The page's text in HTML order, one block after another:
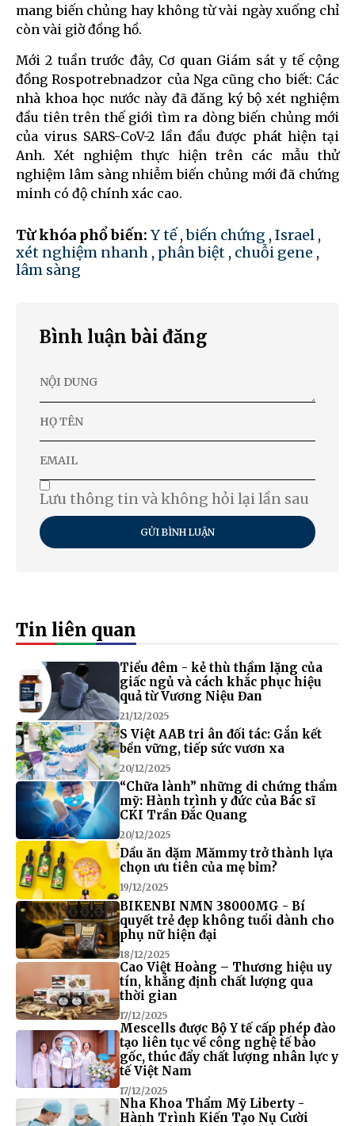
mang biến chủng hay không từ vài ngày xuống chỉ
còn vài giờ đồng hồ.
Mới 2 tuần trước đây, Cơ quan Giám sát y tế cộng
đồng Rospotrebnadzor của Nga cũng cho biết: Các
nhà khoa học nước này đã đăng ký bộ xét nghiệm
đầu tiên trên thế giới tìm ra dòng biến chủng mới
của virus SARS-CoV-2 lần đầu được phát hiện tại
Anh. Xét nghiệm thực hiện trên các mẫu thử
nghiệm lâm sàng nhiễm biến chủng mới đã chứng
minh có độ chính xác cao.
Từ khóa phổ biến: Y tế,biến chứng , Israel ,
xét nghiệm nhanh , phân biệt , chuỗi gene ,
lâm sàng
Bình luận bài đăng
Lưu thông tin và không hỏi lại lần sau
GỬI BÌNH LUẬN
Tin liên quan
Tiểu đêm - kẻ thù thầm lặng của
giấc ngủ và cách khắc phục hiệu
quả từ Vương Niệu Đan
21/12/2025
S Việt AAB tri ân đối tác: Gắn kết
bền vững, tiếp sức vươn xa
20/12/2025
“Chữa lành” những di chứng thẩm
mỹ: Hành trình y đức của Bác sĩ
CKI Trần Đắc Quang
20/12/2025
Dầu ăn dặm Mămmy trở thành lựa
chọn ưu tiên của mẹ bỉm?
19/12/2025
BIKENBI NMN 38000MG - Bí
quyết trẻ đẹp không tuổi dành cho
phụ nữ hiện đại
18/12/2025
Cao Việt Hoàng – Thương hiệu uy
tín, khẳng định chất lượng qua
thời gian
17/12/2025
Mescells được Bộ Y tế cấp phép đào
tạo liên tục về công nghệ tế bào
gốc, thúc đẩy chất lượng nhân lực y
tế Việt Nam
17/12/2025
Nha Khoa Thẩm Mỹ Liberty -
Hành Trình Kiến Tạo Nụ Cười